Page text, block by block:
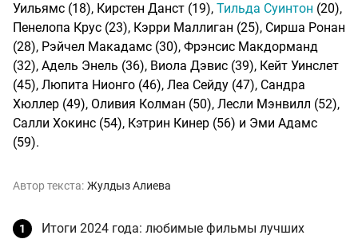
Уильямс (18), Кирстен Данст (19), Тильда Суинтон (20),
Пенелопа Крус (23), Кэрри Маллиган (25), Сирша Ронан
(28), Рэйчел Макадамс (30), Фрэнсис Макдорманд
(32), Адель Энель (36), Виола Дэвис (39), Кейт Уинслет
(45), Люпита Нионго (46), Леа Сейду (47), Сандра
Хюллер (49), Оливия Колман (50), Лесли Мэнвилл (52),
Салли Хокинс (54), Кэтрин Кинер (56) и Эми Адамс
(59).
Автор текста: Жулдыз Алиева
Итоги 2024 года: любимые фильмы лучших